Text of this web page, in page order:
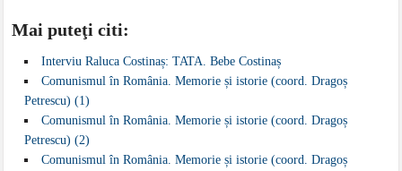
Mai puteţi citi:
Interviu Raluca Costinaș: TATA. Bebe Costinaș
Comunismul în România. Memorie și istorie (coord. Dragoș
Petrescu) (1)
Comunismul în România. Memorie și istorie (coord. Dragoș
Petrescu) (2)
Comunismul în România. Memorie și istorie (coord. Dragoș